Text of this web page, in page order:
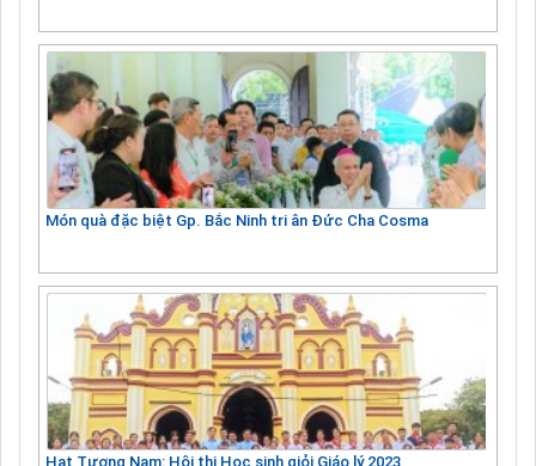
Món quà đặc biệt Gp. Bắc Ninh tri ân Đức Cha Cosma
Hạt Tương Nam: Hội thi Học sinh giỏi Giáo lý 2023